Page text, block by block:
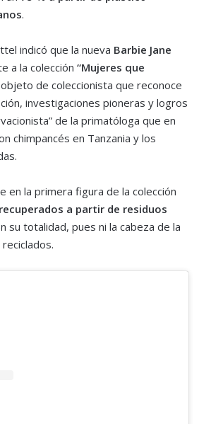
.
indicó que la nueva Barbie Jane
a la colección “Mujeres que
objeto de coleccionista que reconoce
investigaciones pioneras y logros
de la primatóloga que en
chimpancés en Tanzania y los
en la primera figura de la colección
a partir de residuos
su totalidad, pues ni la cabeza de la